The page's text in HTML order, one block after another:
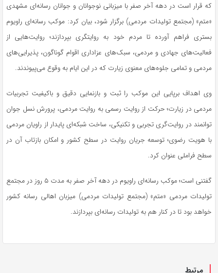
که قرار است در دهه آخر صفر با میزبانی نوجوانان و جوانان رسانه‌ای مشهدی
«متم» (مجتمع تولیدات مردمی) برگزار شود، بیان کرد: موکب رسانه‌ای راویوم
بستری فراهم آورده تا مردم خود به روایتگری بپردازند؛ روایت‌هایی از
فعالیت‌های جهادی و مردمی، سبک‌های عزاداری اقوام گوناگون، پذیرایی‌های
مردمی و تمامی جلوه‌های معنوی زیارت که در این ایام به وقوع می‌پیوندند.
وی اهداف برپایی این موکب را ثبت و بازنمایی دقیق و باکیفیت تجربیات
مردمی در زیارت؛ حرکت از روایت رسمی به روایت مردمی، پرورش نسل جوان
توانمند در روایت‌گری تجربی و تکنیکی، ساخت شبکه‌ای پایدار از راویان مردمی
با هویت رضوی؛ توسعه جریان روایت در سطح کشور و امکان بازتاب آن در
سطح فراملی عنوان کرد.
گفتنی است؛ موکب رسانه‌ای راویوم
در دهه آخر صفر به مدت ۵ روز در مجتمع
تولیدات مردمی «متم» (مجتمع تولیدات مردمی) میزبان اهالی رسانه کشور
خواهد بود تا در کنار هم به تولیدات رسانه‌ای بپردازند.
مرتبط